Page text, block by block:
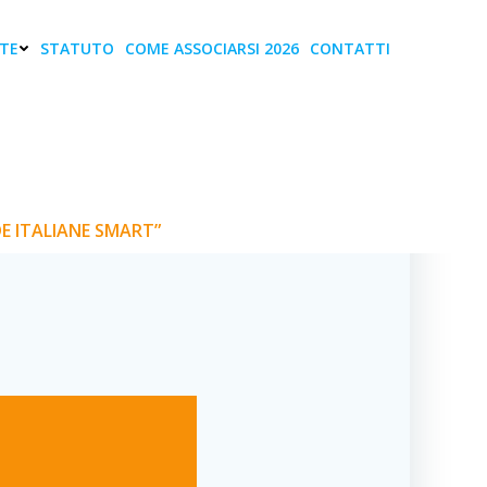
STATUTO COME ASSOCIARSI 2026 CONTATTI
ITALIANE SMART”